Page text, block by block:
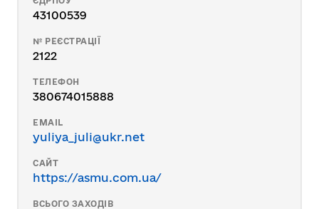
43100539
№ РЕЄСТРАЦІЇ
2122
ТЕЛЕФОН
380674015888
EMAIL
yuliya_juli@ukr.net
САЙТ
https://asmu.com.ua/
ВСЬОГО ЗАХОДІВ